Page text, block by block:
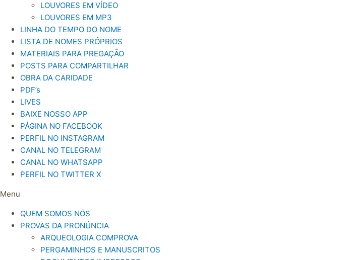
LOUVORES EM VÍDEO
LOUVORES EM MP3
LINHA DO TEMPO DO NOME
LISTA DE NOMES PRÓPRIOS
MATERIAIS PARA PREGAÇÃO
POSTS PARA COMPARTILHAR
OBRA DA CARIDADE
PDF’s
LIVES
BAIXE NOSSO APP
PÁGINA NO FACEBOOK
PERFIL NO INSTAGRAM
CANAL NO TELEGRAM
CANAL NO WHATSAPP
PERFIL NO TWITTER X
Menu
QUEM SOMOS NÓS
PROVAS DA PRONÚNCIA
ARQUEOLOGIA COMPROVA
PERGAMINHOS E MANUSCRITOS